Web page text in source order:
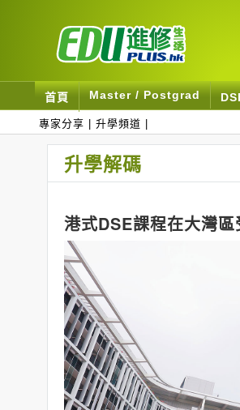
首頁 Master / Postgrad
專家分享 升學頻道
升學解碼
港式DSE課程在大灣